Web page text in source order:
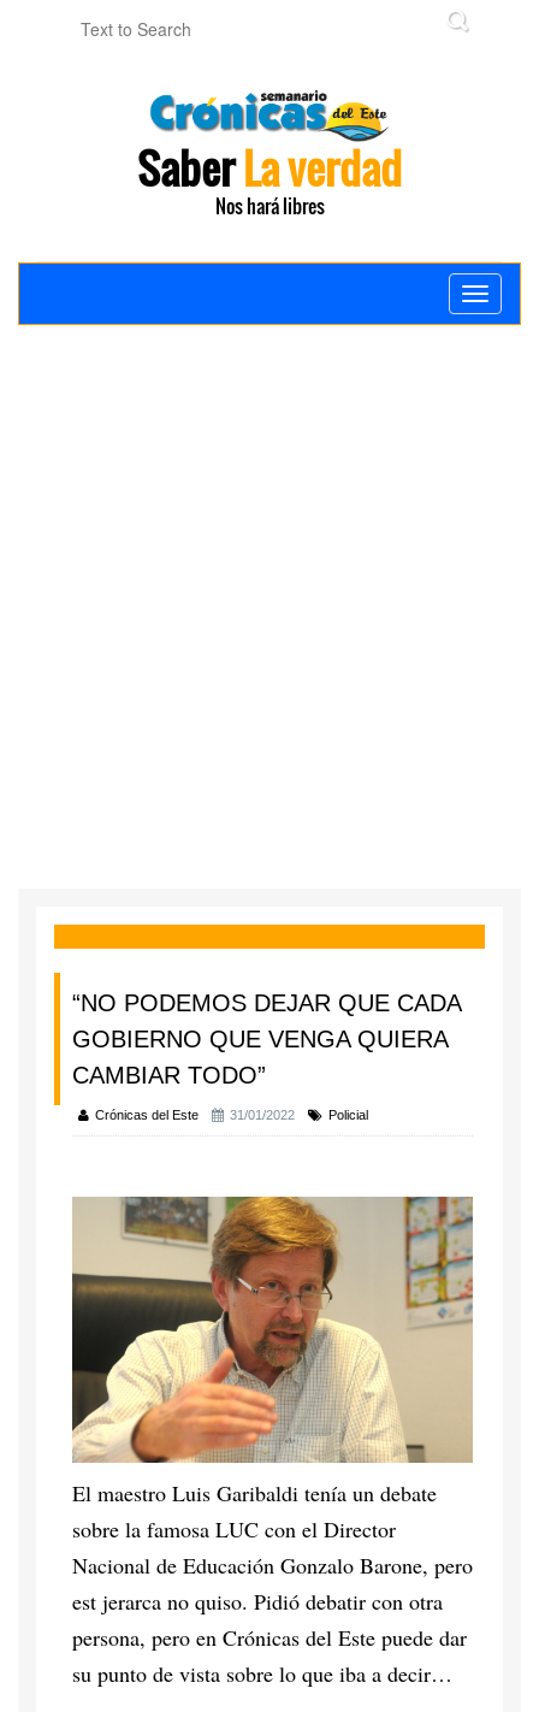
SaberLa verdad
Nos hará libres
Toggle
“NO PODEMOS DEJAR QUE CADA
GOBIERNO QUE VENGA QUIERA
CAMBIAR TODO”
Crónicas del Este 31/01/2022 Policial
El maestro Luis Garibaldi tenía un debate
sobre la famosa LUC con el Director
Nacional de Educación Gonzalo Barone, pero
est jerarca no quiso. Pidió debatir con otra
persona, pero en Crónicas del Este puede dar
su punto de vista sobre lo que iba a decir…